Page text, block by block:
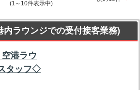
(1～10件表示中)
内ラウンジでの受付接客業務)
空港ラウ
タッフ◇